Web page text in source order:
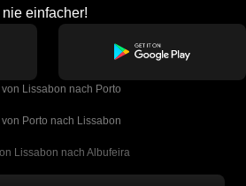
einfacher!
Lissabon nach Porto
Porto nach Lissabon
Lissabon nach Albufeira